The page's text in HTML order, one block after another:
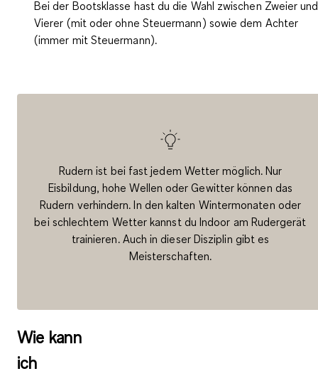
Bei der Bootsklasse hast du die Wahl zwischen Zweier und
Vierer (mit oder ohne Steuermann) sowie dem Achter
(immer mit Steuermann).
Rudern ist bei fast jedem Wetter möglich. Nur
Eisbildung, hohe Wellen oder Gewitter können das
Rudern verhindern. In den kalten Wintermonaten oder
bei schlechtem Wetter kannst du Indoor am Rudergerät
trainieren. Auch in dieser Disziplin gibt es
Meisterschaften.
Wie kann
ich